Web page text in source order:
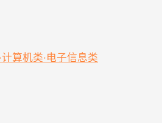
算机类·电子信息类